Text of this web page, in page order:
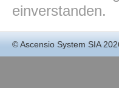
einverstanden.
©Ascensio System SIA